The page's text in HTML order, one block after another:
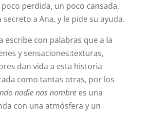
perdida, un poco cansada,
secreto a Ana, y le pide su ayuda.
escribe con palabras que a la
y sensaciones:texturas,
dan vida a esta historia
como tantas otras, por los
nadie nos nombrees una
con una atmósfera y un